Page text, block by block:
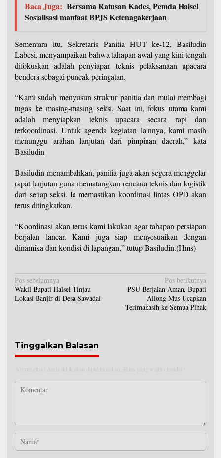
Baca Juga: Bersama Ratusan Kades, Pemda Halsel
Sosialisasi manfaat BPJS Ketenagakerjaan
Sementara itu, Sekretaris Panitia HUT ke-12, Basiludin
Labesi, menyampaikan bahwa tahapan awal yang kini tengah
difokuskan adalah penyiapan teknis pelaksanaan upacara
bendera sebagai puncak peringatan.
“Kami sudah menyusun struktur panitia dan mulai membagi
tugas ke masing-masing seksi. Saat ini, fokus utama kami
adalah menyiapkan teknis upacara secara rapi dan
terkoordinasi. Untuk agenda kegiatan lainnya, kami masih
menunggu arahan lanjutan dari pimpinan daerah,” kata
Basiludin
Basiludin menambahkan, panitia juga akan segera menggelar
rapat lanjutan guna mematangkan rencana teknis dan logistik
dari setiap seksi. Ia memastikan koordinasi lintas OPD akan
terus ditingkatkan.
“Koordinasi akan terus kami lakukan agar tahapan persiapan
berjalan lancar. Kami juga siap menyesuaikan dengan
dinamika dan kondisi di lapangan,” tutup Basiludin.(Hms)
N
a
v
s
i
o
Pos sebelumnya
Wakil Bupati Halsel Tinjau
Lokasi Banjir di Desa Sawadai
Pos berikutnya
PSU Berjalan Aman, Bupati
Aliong Mus Ucapkan
Terimakasih ke Semua Pihak
Tinggalkan Balasan